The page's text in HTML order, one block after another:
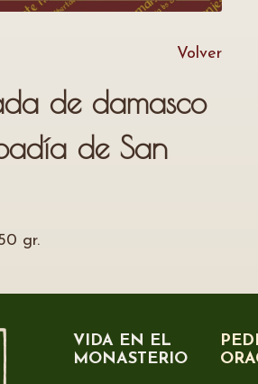
Volver
de damasco
de San
gr.
VIDA EN EL
MONASTERIO